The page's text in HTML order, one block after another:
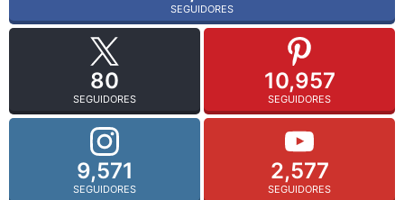
SEGUIDORES
80
SEGUIDORES
10,957
SEGUIDORES
9,571
SEGUIDORES
2,577
SEGUIDORES